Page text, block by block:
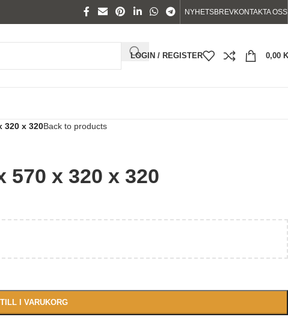
NYHETSBREVKONTAKTA OSS
LOGIN / REGISTER 0,00
320 x 320Back to products
x 320 x 320
I VARUKORG